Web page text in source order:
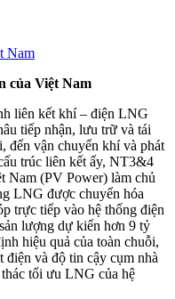
Nam
của Việt Nam
liên kết khí – điện LNG
tiếp nhận, lưu trữ và tái
vận chuyển khí và phát
trúc liên kết ấy, NT3&4
Nam (PV Power) làm chủ
LNG được chuyển hóa
trực tiếp vào hệ thống điện
lượng dự kiến hơn 9 tỷ
hiệu quả của toàn chuỗi,
điện và độ tin cậy cụm nhà
tối ưu LNG của hệ